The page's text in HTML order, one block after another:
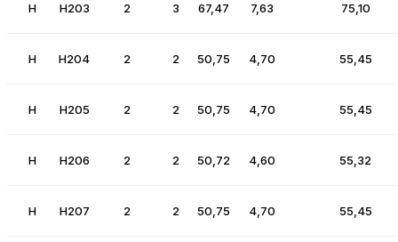
H H203 2 3 67,47 7,63 75,10
H H204 2 2 50,75 4,70 55,45
H H205 2 2 50,75 4,70 55,45
H H206 2 2 50,72 4,60 55,32
H H207 2 2 50,75 4,70 55,45